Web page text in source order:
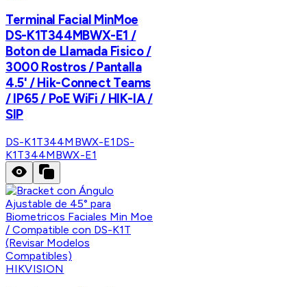
Terminal Facial MinMoe
DS-K1T344MBWX-E1 /
Boton de Llamada Fisico /
3000 Rostros / Pantalla
4.5' / Hik-Connect Teams
/ IP65 / PoE WiFi / HIK-IA /
SIP
DS-K1T344MBWX-E1 DS-
K1T344MBWX-E1
HIKVISION